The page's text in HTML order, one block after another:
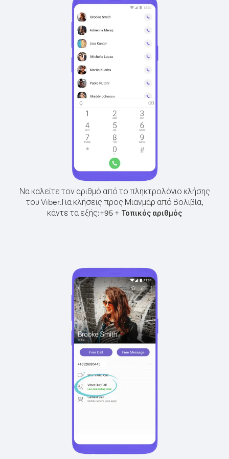
Να καλείτε τον αριθμό από το πληκτρολόγιο κλήσης
του Viber.Για κλήσεις προς Μιανμάρ από Βολιβία,
κάντε τα εξής:+95 + Τοπικός αριθμός